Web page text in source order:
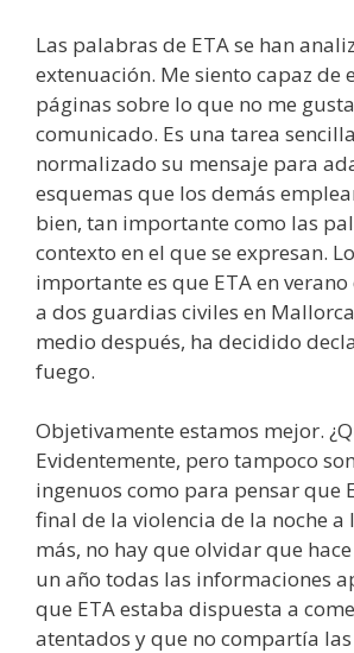
Las palabras de ETA se han
extenuación. Me siento capaz de
páginas sobre lo que no me
comunicado. Es una tarea
normalizado su mensaje para
esquemas que los demás
bien, tan importante como las
contexto en el que se expresan.
importante es que ETA en
a dos guardias civiles en
medio después, ha decidido
fuego.
Objetivamente estamos mejor.
Evidentemente, pero tampoco
ingenuos como para pensar que
final de la violencia de la noche a
más, no hay que olvidar que
un año todas las informaciones
que ETA estaba dispuesta a
atentados y que no compartía las